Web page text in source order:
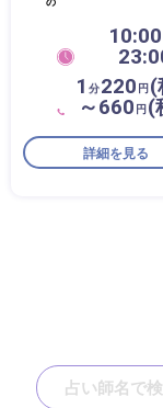
1 分220 円
～660 円(
詳細を見る